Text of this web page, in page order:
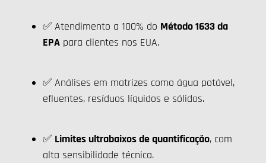
✅ Atendimento a 100% do Método 1633 da
EPA para clientes nos EUA.
✅ Análises em matrizes como água potável,
efluentes, resíduos líquidos e sólidos.
✅ Limites ultrabaixos de quantificação, com
alta sensibilidade técnica.